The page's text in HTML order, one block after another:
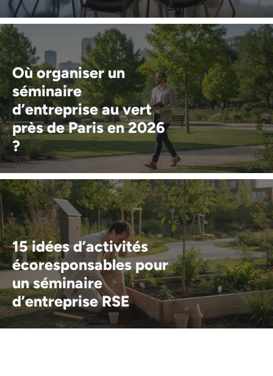
Où organiser un
séminaire
d’entreprise au vert
près de Paris en 2026
?
15 idées d’activités
écoresponsables pour
un séminaire
d’entreprise RSE